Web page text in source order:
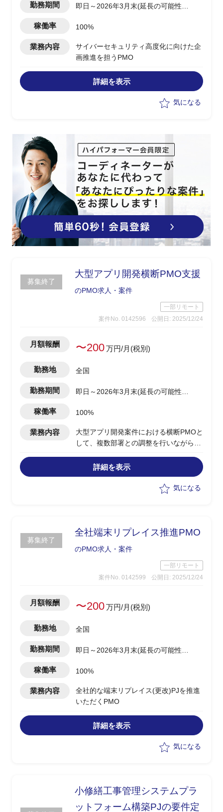
勤務期間
即日～2026年3月末(延長の可能性あ
稼働率 100%
業務内容
サイバーセキュリティ高度化に向けた企
画推進を担うPMO
詳細を表示
気になる
募集終了
大型アプリ開発横断PMO支援
のPMO求人・案件
一部リモート
案件No. 0142596
公開日: 2025/12/24
月額報酬 〜200万円/月(税別)
勤務地 全国
勤務期間
即日～2026年3月末(延長の可能性あ
稼働率 100%
業務内容
大型アプリ開発案件における横断PMOと
して、複数部署との調整を行いながら推
詳細を表示
気になる
募集終了
全社端末リプレイス推進PMO
のPMO求人・案件
一部リモート
案件No. 0142599
公開日: 2025/12/24
月額報酬 〜200万円/月(税別)
勤務地 全国
勤務期間
即日～2026年3月末(延長の可能性あ
稼働率 100%
業務内容
全社的な端末リプレイス(更改)PJを推進
いただくPMO
詳細を表示
気になる
小修繕工事管理システムプラ
ットフォーム構築PJの要件定